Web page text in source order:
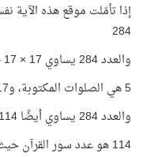
إذا تأمّلت موقع هذه الآية
284
والعدد 284 يساوي 17 × 17 – 5
5 هي الصلوات المكتوبة، و17 هو عدد ركعاتها!
والعدد 284 يساوي أيضًا 114 × 2 + 5 + 17 + 34
114 هو عدد سور القرآن حيث لا تصح الصلاة إلا به!